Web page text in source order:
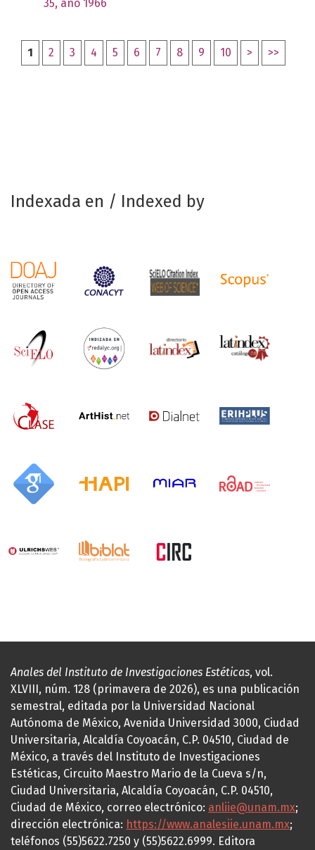
35, año 1966
1 2 3 4 5 6 7 8 9 10 > >>
Indexada en / Indexed by
Anales del Instituto de Investigaciones Estéticas, vol.
XLVIII, núm. 128 (primavera de 2026), es una publicación
semestral, editada por la Universidad Nacional
Autónoma de México, Avenida Universidad 3000, Ciudad
Universitaria, Alcaldía Coyoacán, C.P. 04510, Ciudad de
México, a través del Instituto de Investigaciones
Estéticas, Circuito Maestro Mario de la Cueva s/n,
Ciudad Universitaria, Alcaldía Coyoacán, C.P. 04510,
Ciudad de México, correo electrónico: anliie@unam.mx;
dirección electrónica: https://www.analesiie.unam.mx;
teléfonos (55)5622.7250 y (55)5622.6999. Editora